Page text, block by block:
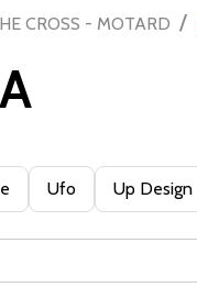
CROSS - MOTARD /
Ufo Up Design